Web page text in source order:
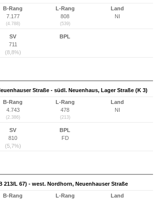
B-Rang
7.177
(4.788)
L-Rang
808
(539)
Land
NI
SV
711
(8,8%)
BPL
Straße - südl. Neuenhaus, Lager Straße (K 3)
B-Rang
4.743
(2.386)
L-Rang
478
(213)
Land
NI
SV
810
(5,7%)
BPL
FD
213/L 67) - west. Nordhorn, Neuenhauser Straße
B-Rang
L-Rang
Land